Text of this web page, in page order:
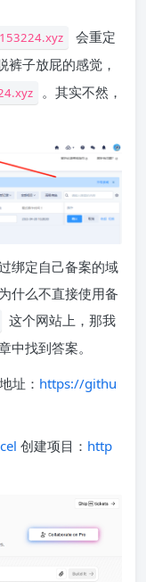
会重定
裤子放屁的感觉，
。其实不然，
绑定自己备案的域
什么不直接使用备
这个网站上，那我
中找到答案。
址： https://githu
创建项目： http